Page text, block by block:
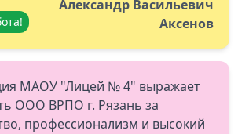
Александр Васильевич
Аксенов
МАОУ "Лицей № 4" выражает
ООО ВРПО г. Рязань за
профессионализм и высокий